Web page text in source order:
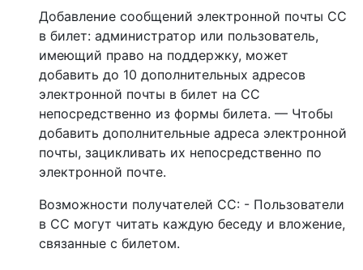
Добавление сообщений электронной почты CC
в билет: администратор или пользователь,
имеющий право на поддержку, может
добавить до 10 дополнительных адресов
электронной почты в билет на CC
непосредственно из формы билета. — Чтобы
добавить дополнительные адреса электронной
почты, зацикливать их непосредственно по
электронной почте.
Возможности получателей CC: - Пользователи
в CC могут читать каждую беседу и вложение,
связанные с билетом.